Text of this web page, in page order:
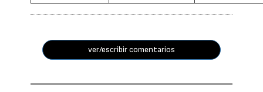
ver/escribir comentarios